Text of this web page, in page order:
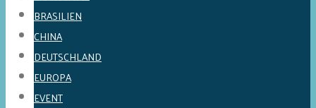
BRASILIEN
CHINA
DEUTSCHLAND
EUROPA
EVENT